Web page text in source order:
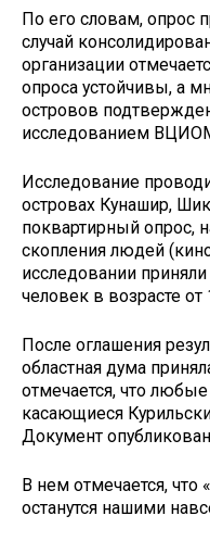
По его словам, опрос
случай
организации
опроса устойчивы, а
островов
исследованием
Исследование
островах Кунашир,
поквартирный опрос,
скопления людей
исследовании
человек в возрасте от
После оглашения
областная дума
отмечается, что
касающиеся
Документ
В нем отмечается, что
останутся нашими